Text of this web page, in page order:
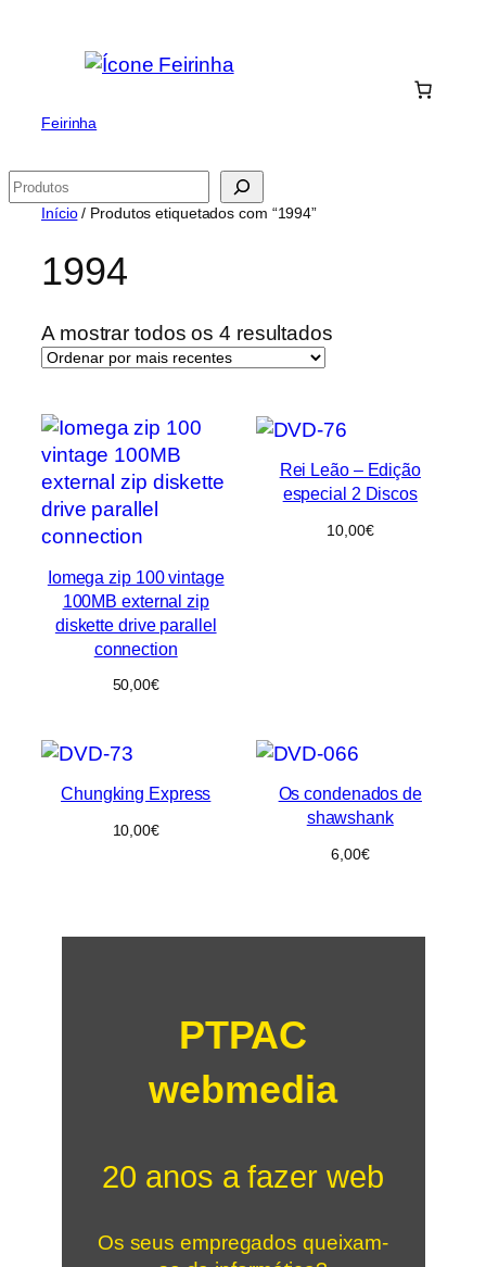
Feirinha
Pesquisar
Início/ Produtos etiquetados com “1994”
1994
A mostrar todos os 4 resultadosOrdenado
Iomega zip 100 vintage
100MB external zip
diskette drive parallel
connection
50,00€
Rei Leão – Edição
especial 2 Discos
10,00€
Chungking Express
10,00€
Os condenados de
shawshank
6,00€
PTPAC
webmedia
20 anos a fazer web
Os seus empregados queixam-